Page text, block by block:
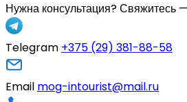
Нужна консультация?Свяжитесь
Telegram +375 (29) 381-88-58
Email mog-intourist@mail.ru